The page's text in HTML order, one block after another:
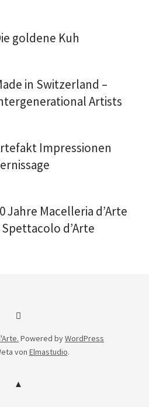
goldene Kuh
in Switzerland –
Artists
Impressionen
Jahre Macelleria d’Arte
Spettacolo d’Arte
Facebook
Powered byWordPress
von Elmastudio.